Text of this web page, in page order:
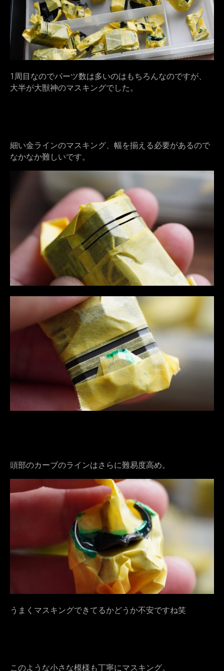
1周目なのでパーツ数は多いのはもちろんなのですが、
大半が大獣神のマスキングでした。
細い金ラインのマスキング、幅を揃える必要があるので
なかなか難しいです。
頭部のカーブのラインはさらに難易度高め。
うまくマスキングできてるかどうか不安ですね笑
このような小さな模様も丁寧にマスキング。